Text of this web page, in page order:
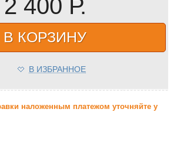
2 400 Р.
В КОРЗИНУ
В ИЗБРАННОЕ
наложенным платежом уточняйте у